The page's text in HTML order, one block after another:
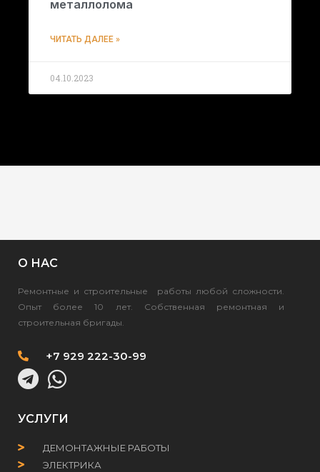
металлолома
ЧИТАТЬ ДАЛЕЕ »
04.10.2023
О НАС
Ремонтные и строительные работы любой сложности.
Опыт более 10 лет. Собственная ремонтная и
строительная бригады.
+7 929 222-30-99
УСЛУГИ
ДЕМОНТАЖНЫЕ РАБОТЫ
ЭЛЕКТРИКА